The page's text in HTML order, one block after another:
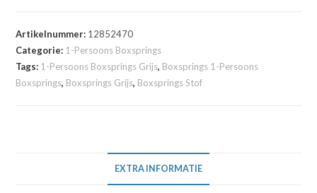
Artikelnummer: 12852470
Categorie: 1-Persoons Boxsprings
Tags: 1-Persoons Boxsprings Grijs, Boxsprings 1-Persoons
Boxsprings, Boxsprings Grijs, Boxsprings Stof
EXTRA INFORMATIE